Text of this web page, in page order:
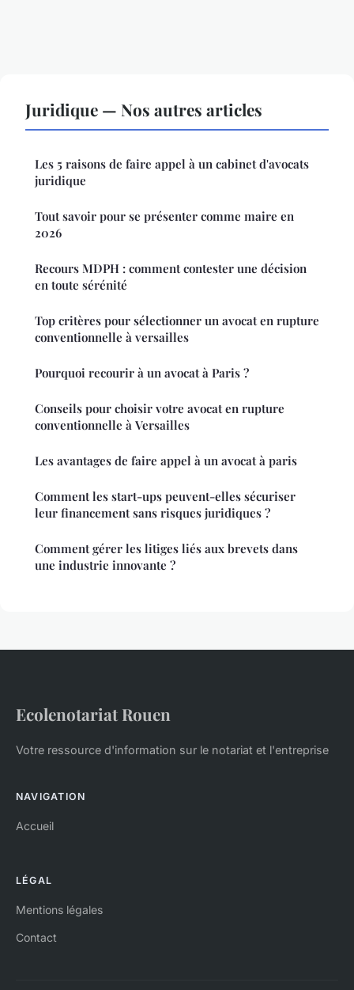
Juridique — Nos autres articles
Les 5 raisons de faire appel à un cabinet d'avocats
juridique
Tout savoir pour se présenter comme maire en
2026
Recours MDPH : comment contester une décision
en toute sérénité
Top critères pour sélectionner un avocat en rupture
conventionnelle à versailles
Pourquoi recourir à un avocat à Paris ?
Conseils pour choisir votre avocat en rupture
conventionnelle à Versailles
Les avantages de faire appel à un avocat à paris
Comment les start-ups peuvent-elles sécuriser
leur financement sans risques juridiques ?
Comment gérer les litiges liés aux brevets dans
une industrie innovante ?
Ecolenotariat Rouen
Votre ressource d'information sur le notariat et l'entreprise
NAVIGATION
Accueil
LÉGAL
Mentions légales
Contact